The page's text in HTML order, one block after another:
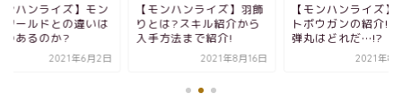
ンハンライズ】羽飾
は?スキル紹介から
法まで紹介!
2021年8月16日
【モンハンライズ】ライ
トボウガンの紹介!最強の
弾丸はどれだ…!?
2021年8月12日
【モンハンライズ】
ハンワールドとの違
いくつあるのか?
2021年6